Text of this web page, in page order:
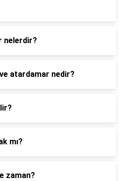
nelerdir?
atardamar nedir?
mı?
zaman?